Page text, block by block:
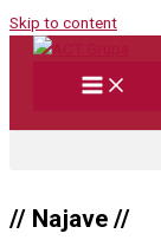
Skip to content
// Najave //